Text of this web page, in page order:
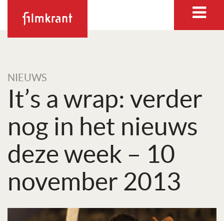
NIEUWS
It’s a wrap: verder
nog in het nieuws
deze week – 10
november 2013